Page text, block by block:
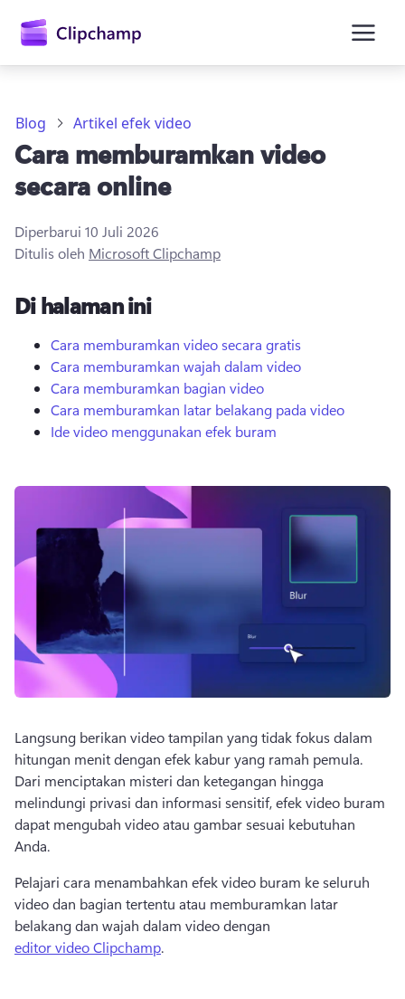
utama
Coba gratis
Blog Artikel efek video
Cara memburamkan video
secara online
Diperbarui 10 Juli 2026
Ditulis oleh Microsoft Clipchamp
Di halaman ini
Cara memburamkan video secara gratis
Cara memburamkan wajah dalam video
Cara memburamkan bagian video
Cara memburamkan latar belakang pada video
Ide video menggunakan efek buram
Langsung berikan video tampilan yang tidak fokus dalam
Dari menciptakan misteri dan ketegangan hingga
melindungi privasi dan informasi sensitif, efek video buram
dapat mengubah video atau gambar sesuai kebutuhan
Anda.
Pelajari cara menambahkan efek video buram ke seluruh
video dan bagian tertentu atau memburamkan latar
belakang dan wajah dalam video dengan
editor video Clipchamp.